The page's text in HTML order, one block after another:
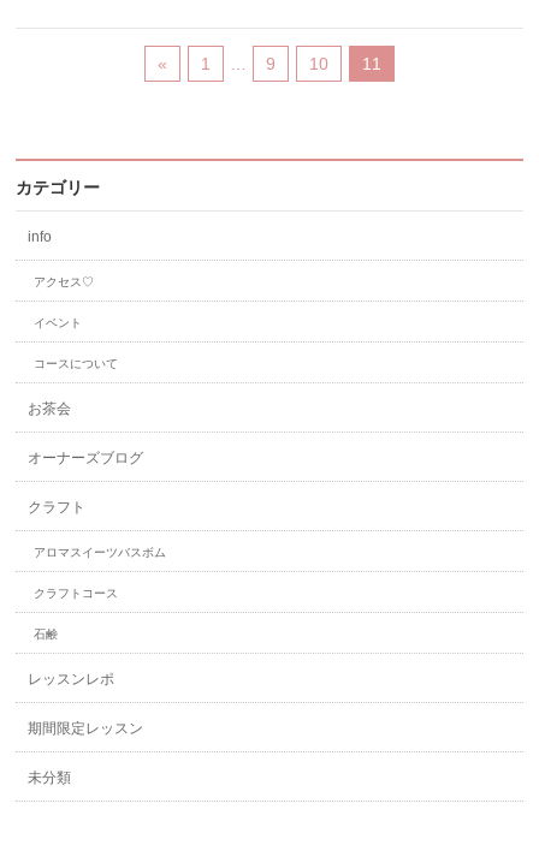
« 1 9 10 11
カテゴリー
info
アクセス♡
イベント
コースについて
お茶会
オーナーズブログ
クラフト
アロマスイーツバスボム
クラフトコース
石鹸
レッスンレポ
期間限定レッスン
未分類